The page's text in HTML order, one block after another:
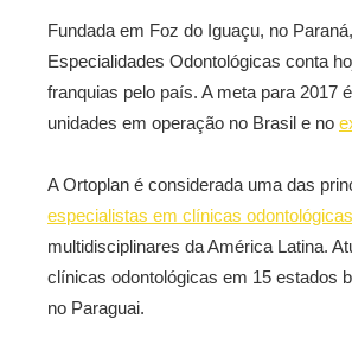
Fundada em Foz do Iguaçu, no
Especialidades Odontológicas conta
franquias pelo país. A meta para 2017
unidades em operação no Brasil e no
A Ortoplan é considerada uma das
especialistas em clínicas odontológicas
multidisciplinares da América Latina.
clínicas odontológicas em 15 estados
no Paraguai.